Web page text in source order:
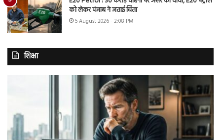
को लेकर पंजाब ने जताई चिंता
5 August 2026 - 2:08 PM
शिक्षा